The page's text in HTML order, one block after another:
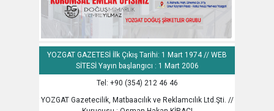
YOZGAT GAZETESİ İlk Çıkış Tarihi: 1 Mart 1974 // WEB
SİTESİ Yayın başlangıcı : 1 Mart 2006
Tel: +90 (354) 212 46 46
YOZGAT Gazetecilik, Matbaacılık ve Reklamcılık Ltd.Şti. //